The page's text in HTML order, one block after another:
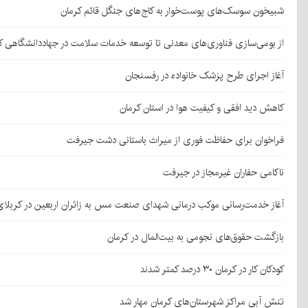
شبیخون سوسک‌های پوست‌خوار به کاج‌های جنگل قائم کرمان
از بومی‌سازی فناوری‌های معدنی تا توسعه خدمات سلامت در جهاددانشگاهی
آغاز اجرای طرح پزشک خانواده در رفسنجان
کاهش دید افقی و کیفیت هوا در استان کرمان
فراخوان برای حفاظت فوری از میراث باستانی دشت جیرفت
ناکامی حفاران غیرمجاز در جیرفت
آغاز خدمت‌رسانی موکب درمانی شهدای صنعت مس به زائران اربعین در
بازگشت حقوق‌های نجومی به بیت‌المال در کرمان
کودکان کار در کرمان ۳۰ درصد کمتر شدند
تنش آبی مراکز شهرستان‌های کرمان مهار شد